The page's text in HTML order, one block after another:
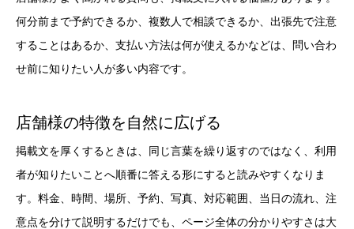
何分前まで予約できるか、複数人で相談できるか、出張先で注意
することはあるか、支払い方法は何が使えるかなどは、問い合わ
せ前に知りたい人が多い内容です。
店舗様の特徴を自然に広げる
掲載文を厚くするときは、同じ言葉を繰り返すのではなく、利用
者が知りたいことへ順番に答える形にすると読みやすくなりま
す。料金、時間、場所、予約、写真、対応範囲、当日の流れ、注
意点を分けて説明するだけでも、ページ全体の分かりやすさは大